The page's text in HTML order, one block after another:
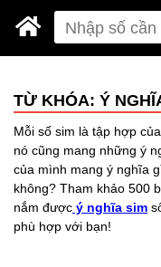
TỪ KHÓA: Ý
Mỗi số sim là tập hợp
nó cũng mang những ý
của mình mang ý nghĩa
không? Tham khảo 500
nắm được ý nghĩa sim
phù hợp với bạn!